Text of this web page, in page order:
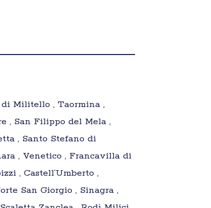
di Militello , Taormina ,
, San Filippo del Mela ,
, Santo Stefano di
, Venetico , Francavilla di
, Castell’Umberto ,
San Giorgio , Sinagra ,